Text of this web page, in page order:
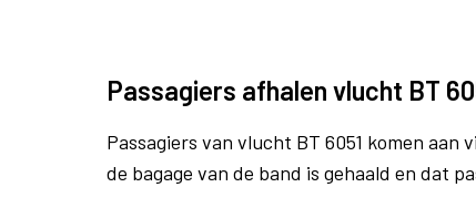
Passagiers afhalen vlucht BT
Passagiers van vlucht BT 6051 komen aan
de bagage van de band is gehaald en dat